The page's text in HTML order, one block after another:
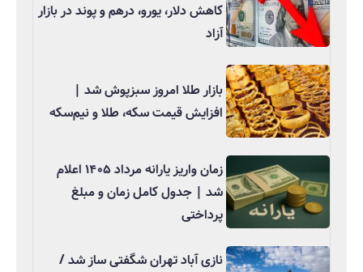
کاهش دلار، یورو، درهم و پوند در بازار
آزاد
بازار طلا امروز سبزپوش شد |
افزایش قیمت سکه، طلا و نیم‌سکه
زمان واریز یارانه مرداد ۱۴۰۵ اعلام
شد | جدول کامل زمان و مبلغ
پرداختی
نازی آباد تهران شگفتی ساز شد /